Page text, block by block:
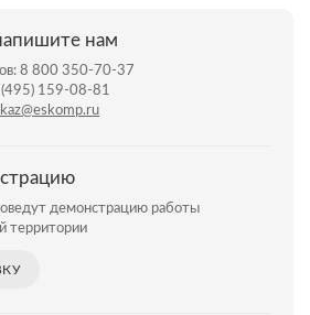
нам
8 800 350-70-37
159-08-81
демонстрацию работы
территории